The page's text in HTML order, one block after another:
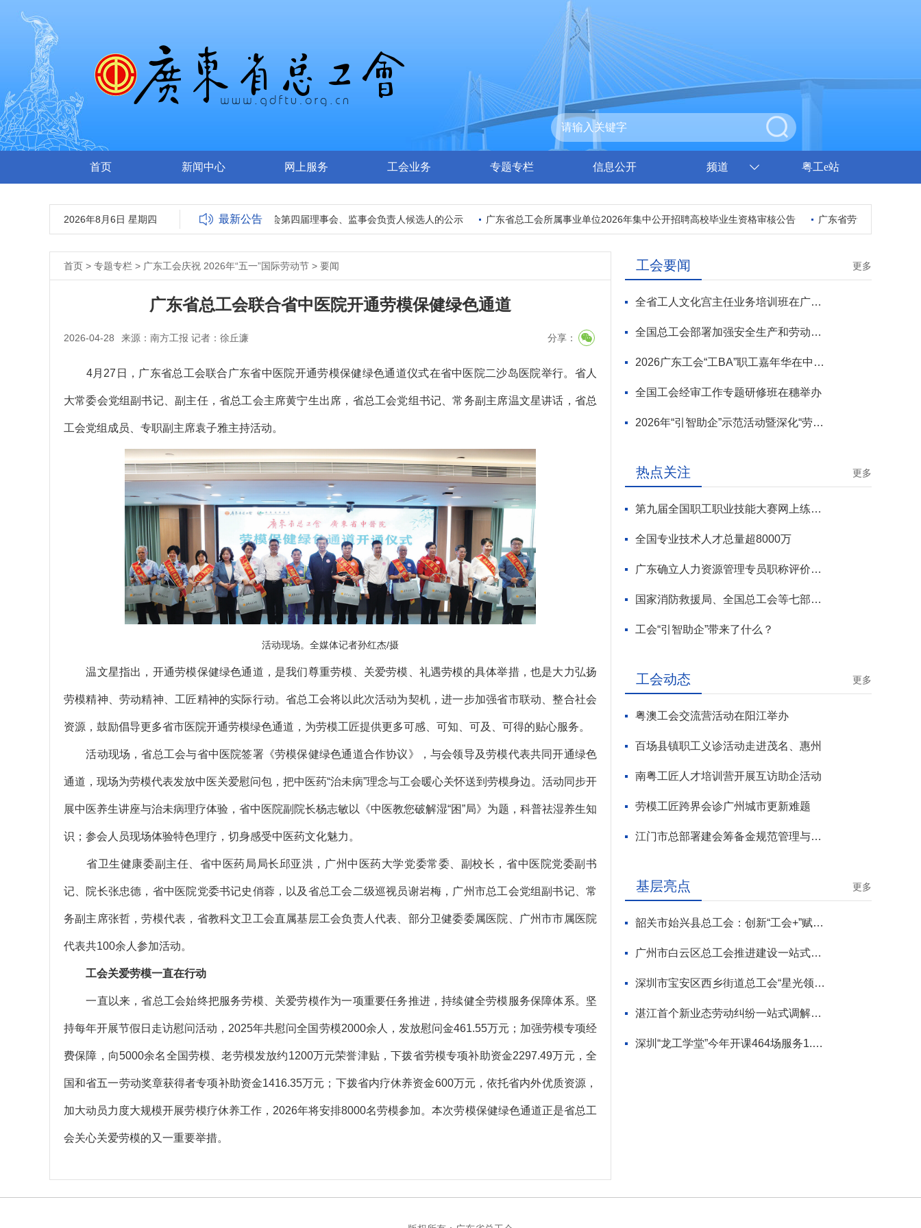
首页 新闻中心 网上服务 工会业务 专题专栏 信息公开 频道 粤工e站
2026年8月6日 星期四 最新公告
关于广东省劳动模范协会第四届理事会、监事会负责人候选人的公示 广东省总工会所属事业单位2026年集中公开招聘高校毕业生资格审核公告 广东省劳动模范协会公开
首页 > 专题专栏 > 广东工会庆祝 2026年“五一”国际劳动节 > 要闻
广东省总工会联合省中医院开通劳模保健绿色通道
2026-04-28 来源：南方工报 记者：徐丘濂 分享：
4月27日，广东省总工会联合广东省中医院开通劳模保健绿色通道仪式在省中医院二沙岛医院举行。省人
大常委会党组副书记、副主任，省总工会主席黄宁生出席，省总工会党组书记、常务副主席温文星讲话，省总
工会党组成员、专职副主席袁子雅主持活动。
活动现场。全媒体记者孙红杰/摄
温文星指出，开通劳模保健绿色通道，是我们尊重劳模、关爱劳模、礼遇劳模的具体举措，也是大力弘扬
劳模精神、劳动精神、工匠精神的实际行动。省总工会将以此次活动为契机，进一步加强省市联动、整合社会
资源，鼓励倡导更多省市医院开通劳模绿色通道，为劳模工匠提供更多可感、可知、可及、可得的贴心服务。
活动现场，省总工会与省中医院签署《劳模保健绿色通道合作协议》，与会领导及劳模代表共同开通绿色
通道，现场为劳模代表发放中医关爱慰问包，把中医药“治未病”理念与工会暖心关怀送到劳模身边。活动同步开
展中医养生讲座与治未病理疗体验，省中医院副院长杨志敏以《中医教您破解湿“困”局》为题，科普祛湿养生知
识；参会人员现场体验特色理疗，切身感受中医药文化魅力。
省卫生健康委副主任、省中医药局局长邱亚洪，广州中医药大学党委常委、副校长，省中医院党委副书
记、院长张忠德，省中医院党委书记史俏蓉，以及省总工会二级巡视员谢岩梅，广州市总工会党组副书记、常
务副主席张哲，劳模代表，省教科文卫工会直属基层工会负责人代表、部分卫健委委属医院、广州市市属医院
代表共100余人参加活动。
工会关爱劳模一直在行动
一直以来，省总工会始终把服务劳模、关爱劳模作为一项重要任务推进，持续健全劳模服务保障体系。坚
持每年开展节假日走访慰问活动，2025年共慰问全国劳模2000余人，发放慰问金461.55万元；加强劳模专项经
费保障，向5000余名全国劳模、老劳模发放约1200万元荣誉津贴，下拨省劳模专项补助资金2297.49万元，全
国和省五一劳动奖章获得者专项补助资金1416.35万元；下拨省内疗休养资金600万元，依托省内外优质资源，
加大动员力度大规模开展劳模疗休养工作，2026年将安排8000名劳模参加。本次劳模保健绿色通道正是省总工
会关心关爱劳模的又一重要举措。
工会要闻 更多
全省工人文化宫主任业务培训班在广州开班
全国总工会部署加强安全生产和劳动保护工作
2026广东工会“工BA”职工嘉年华在中山举行
全国工会经审工作专题研修班在穗举办
2026年“引智助企”示范活动暨深化“劳模工匠进万企”专项行动启动
热点关注 更多
第九届全国职工职业技能大赛网上练兵正式启动
全国专业技术人才总量超8000万
广东确立人力资源管理专员职称评价标准
国家消防救援局、全国总工会等七部门联合部署 开展全民消防安全素质提升行动
工会“引智助企”带来了什么？
工会动态 更多
粤澳工会交流营活动在阳江举办
百场县镇职工义诊活动走进茂名、惠州
南粤工匠人才培训营开展互访助企活动
劳模工匠跨界会诊广州城市更新难题
江门市总部署建会筹备金规范管理与基层工会组建攻坚行动
基层亮点 更多
韶关市始兴县总工会：创新“工会+”赋能模式 为“百千万工程”蓄势添力
广州市白云区总工会推进建设一站式调解平台
深圳市宝安区西乡街道总工会“星光领航”品牌首场活动走进企业
湛江首个新业态劳动纠纷一站式调解平台揭牌
深圳“龙工学堂”今年开课464场服务1.2万职工